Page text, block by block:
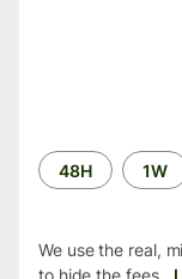
Time
period
48H 1W
We use the real,